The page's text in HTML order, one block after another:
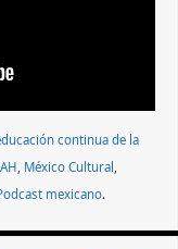
continua de la
México Cultural
mexicano.